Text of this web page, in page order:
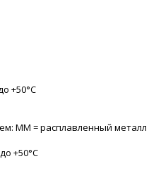
+50°С
MM = расплавленный металл
+50°С